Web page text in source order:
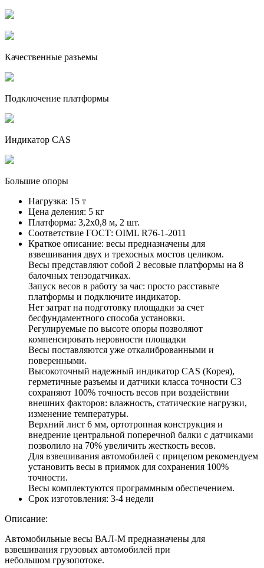
Качественные разъемы
Подключение платформы
Индикатор CAS
Большие опоры
Нагрузка: 15 т
Цена деления: 5 кг
Платформа: 3,2х0,8 м, 2 шт.
Соответствие ГОСТ: OIML R76-1-2011
Краткое описание: весы предназначены для
взвешивания двух и трехосных мостов целиком.
Весы представляют собой 2 весовые платформы на 8
балочных тензодатчиках.
Запуск весов в работу за час: просто расставьте
платформы и подключите индикатор.
Нет затрат на подготовку площадки за счет
бесфундаментного способа установки.
Регулируемые по высоте опоры позволяют
компенсировать неровности площадки
Весы поставляются уже откалиброванными и
поверенными.
Высокоточный надежный индикатор CAS (Корея),
герметичные разъемы и датчики класса точности С3
сохраняют 100% точность весов при воздействии
внешних факторов: влажность, статические нагрузки,
изменение температуры.
Верхний лист 6 мм, ортотропная конструкция и
внедрение центральной поперечной балки с датчиками
позволило на 70% увеличить жесткость весов.
Для взвешивания автомобилей с прицепом рекомендуем
установить весы в приямок для сохранения 100%
точности.
Весы комплектуются программным обеспечением.
Срок изготовления: 3-4 недели
Описание:
Автомобильные весы ВАЛ-М предназначены для
взвешивания грузовых автомобилей при
небольшом грузопотоке.